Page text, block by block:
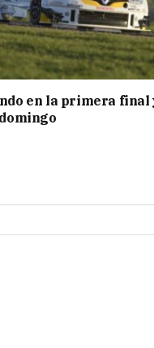
en la primera final